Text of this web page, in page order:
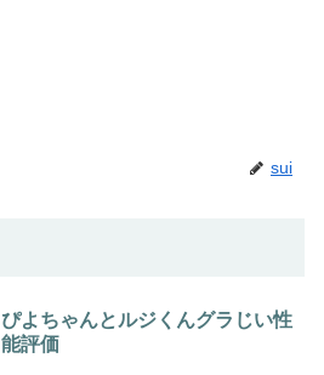
sui
ぴよちゃんとルジくんグラじい性
能評価